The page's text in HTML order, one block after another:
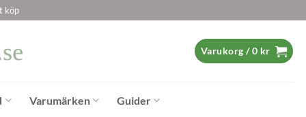
köp
Varukorg /0 kr
Varumärken Guider